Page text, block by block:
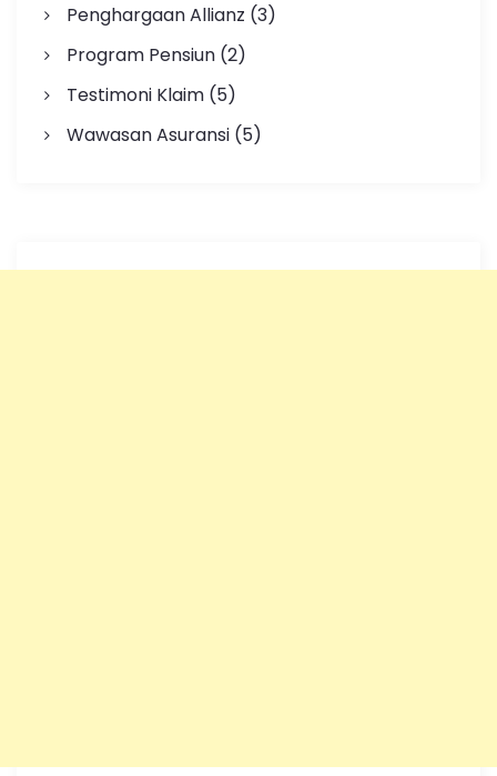
Penghargaan Allianz (3)
Program Pensiun(2)
Testimoni Klaim(5)
Wawasan Asuransi(5)